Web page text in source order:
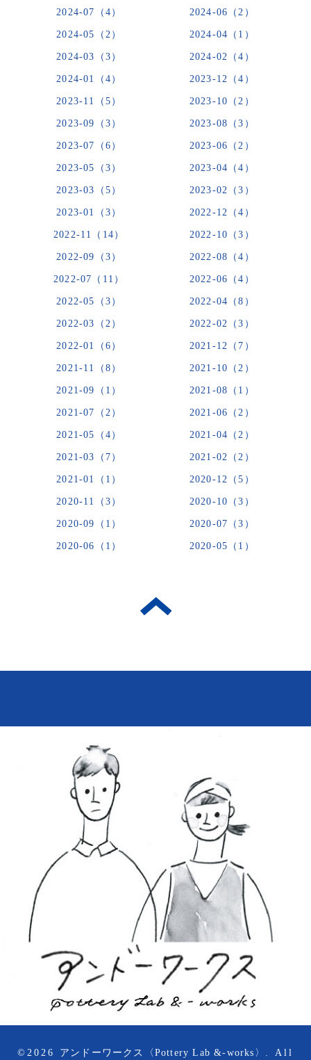
2024-07（4） 2024-06（2）
2024-05（2） 2024-04（1）
2024-03（3） 2024-02（4）
2024-01（4） 2023-12（4）
2023-11（5） 2023-10（2）
2023-09（3） 2023-08（3）
2023-07（6） 2023-06（2）
2023-05（3） 2023-04（4）
2023-03（5） 2023-02（3）
2023-01（3） 2022-12（4）
2022-11（14） 2022-10（3）
2022-09（3） 2022-08（4）
2022-07（11） 2022-06（4）
2022-05（3） 2022-04（8）
2022-03（2） 2022-02（3）
2022-01（6） 2021-12（7）
2021-11（8） 2021-10（2）
2021-09（1） 2021-08（1）
2021-07（2） 2021-06（2）
2021-05（4） 2021-04（2）
2021-03（7） 2021-02（2）
2021-01（1） 2020-12（5）
2020-11（3） 2020-10（3）
2020-09（1） 2020-07（3）
2020-06（1） 2020-05（1）
©2026 アンドーワークス〈Pottery Lab &-works〉 . All